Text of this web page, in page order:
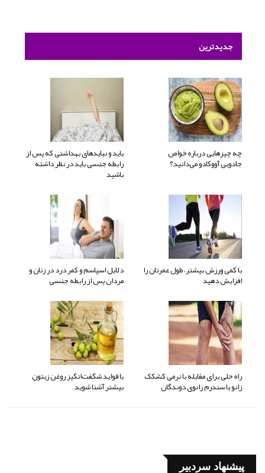
جدیدترین
چه چیزهایی درباره خواص
جادویی آووکادو می‌دانید؟
باید و نبایدهای بهداشتی که پس از
رابطه جنسی باید در نظر داشته
باشید
با کمی ورزش بیشتر، طول عمرتان را
افزایش دهید
دلایل اسپاسم و کمر درد در زنان و
مردان پس از رابطه جنسی
راه حلی برای مقابله با نرمی کشکک
زانو یا سندرم زانوی دوندگان
با فواید شگفت‌انگیز روغن زیتون
بیشتر آشنا شوید
پیشنهاد سردبیر